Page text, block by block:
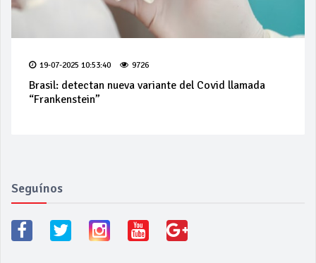
19-07-2025 10:53:40 9726
Brasil: detectan nueva variante del Covid llamada
“Frankenstein”
Seguínos